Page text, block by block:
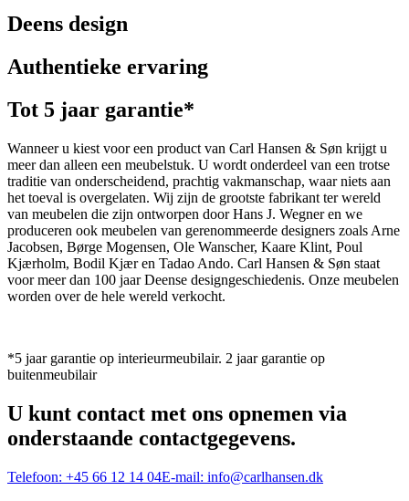
Deens design
Authentieke ervaring
Tot 5 jaar garantie*
Wanneer u kiest voor een product van Carl Hansen & Søn krijgt u
meer dan alleen een meubelstuk. U wordt onderdeel van een trotse
traditie van onderscheidend, prachtig vakmanschap, waar niets aan
het toeval is overgelaten. Wij zijn de grootste fabrikant ter wereld
van meubelen die zijn ontworpen door Hans J. Wegner en we
produceren ook meubelen van gerenommeerde designers zoals Arne
Jacobsen, Børge Mogensen, Ole Wanscher, Kaare Klint, Poul
Kjærholm, Bodil Kjær en Tadao Ando. Carl Hansen & Søn staat
voor meer dan 100 jaar Deense designgeschiedenis. Onze meubelen
worden over de hele wereld verkocht.
*5 jaar garantie op interieurmeubilair. 2 jaar garantie op
buitenmeubilair
U kunt contact met ons opnemen via
onderstaande contactgegevens.
Telefoon: +45 66 12 14 04E-mail: info@carlhansen.dk